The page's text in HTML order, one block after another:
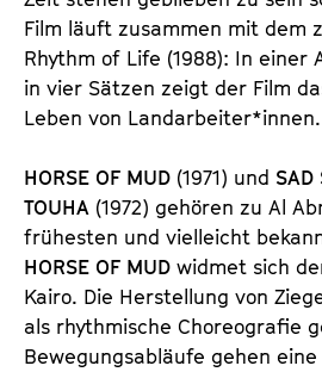
Film läuft zusammen mit dem
Rhythm of Life (1988): In einer
in vier Sätzen zeigt der Film
Leben von Landarbeiter*innen.
HORSE OF MUD (1971) und SAD
TOUHA (1972) gehören zu Al
frühesten und vielleicht
HORSE OF MUD widmet sich
Kairo. Die Herstellung von
als rhythmische Choreografie
Bewegungsabläufe gehen